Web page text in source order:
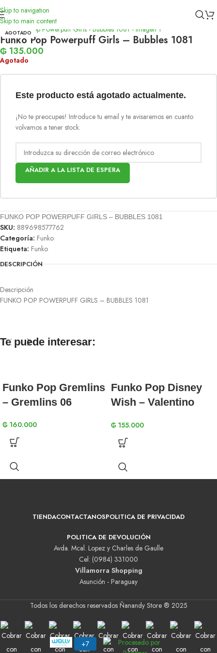
Skip to navigation
Skip to main content
Inicio Funko
AGOTADO
Funko Pop Powerpuff Girls – Bubbles 1081
₲ 135.000
Agotado
Este producto está agotado actualmente.
¡No te preocupes! Introduce tu email y te avisaremos en cuanto
volvamos a tener stock.
AÑADIR A LA LISTA DE ESPERA
FUNKO POP POWERPUFF GIRLS – BUBBLES 1081
SKU: 889698577762
Categoría: Funko
Etiqueta: Funko
DESCRIPCIÓN
Descripción
FUNKO POP POWERPUFF GIRLS – BUBBLES 1081
Te puede interesar:
Funko Pop Gremlins
– Gremlins 06
₲ 160.000
Funko Pop Disney
Wish – Valentino
₲ 155.000
TIENDACONTACTANOSPOLITICA DE PRIVACIDAD
POLITICA DE DEVOLUCIÓN
Avda. Mcal. Lopez y Charles de Gaulle
Cel: (0984) 331000
Villamorra Shopping
Asunción - Paraguay
Todos los derechos reservados Ñanandy Store ® 2025